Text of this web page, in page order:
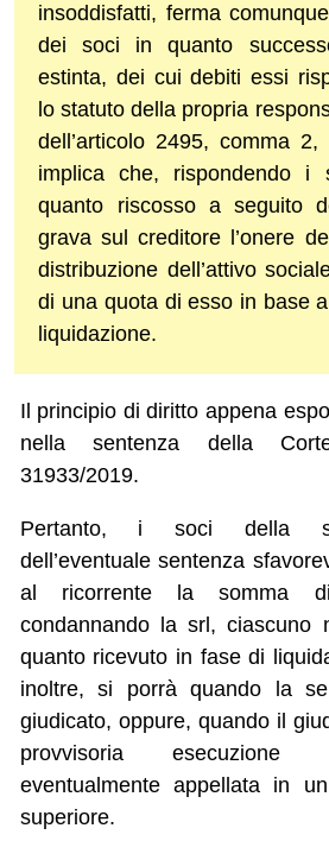
insoddisfatti, ferma
dei soci in quanto
estinta, dei cui debiti essi
lo statuto della propria
dell’articolo 2495, comma
implica che, rispondendo
quanto riscosso a seguito
grava sul creditore l’onere
distribuzione dell’attivo
di una quota di esso in base
liquidazione.
Il principio di diritto appena
nella sentenza della
31933/2019.
Pertanto, i soci della srl
dell’eventuale sentenza
al ricorrente la somma
condannando la srl, ciascuno
quanto ricevuto in fase di
inoltre, si porrà quando la
giudicato, oppure, quando il
provvisoria esecuzione
eventualmente appellata in
superiore.